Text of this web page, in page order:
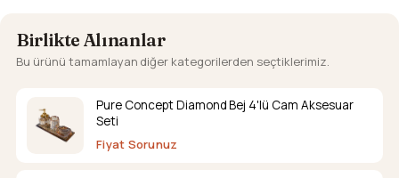
Birlikte Alınanlar
Bu ürünü tamamlayan diğer kategorilerden seçtiklerimiz.
Pure Concept Diamond Bej 4'lü Cam Aksesuar
Seti
Fiyat Sorunuz